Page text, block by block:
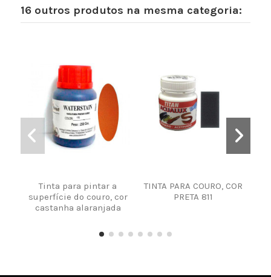
16 outros produtos na mesma categoria:
Tinta para pintar a
superfície do couro, cor
castanha alaranjada
TINTA PARA COURO, COR
PRETA 811